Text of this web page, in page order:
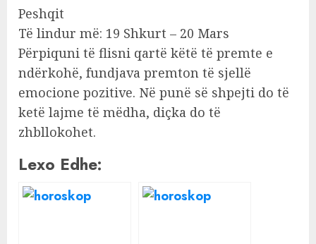
Peshqit
Të lindur më: 19 Shkurt – 20 Mars
Përpiquni të flisni qartë këtë të premte e
ndërkohë, fundjava premton të sjellë
emocione pozitive. Në punë së shpejti do të
ketë lajme të mëdha, diçka do të
zhbllokohet.
Lexo Edhe: